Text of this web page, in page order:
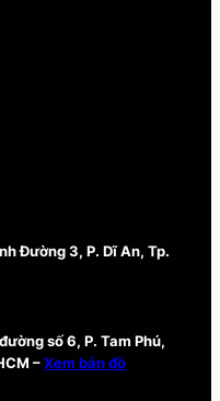
Đường 3, P. Dĩ An, Tp.
số 6, P. Tam Phú,
–Xem bản đồ